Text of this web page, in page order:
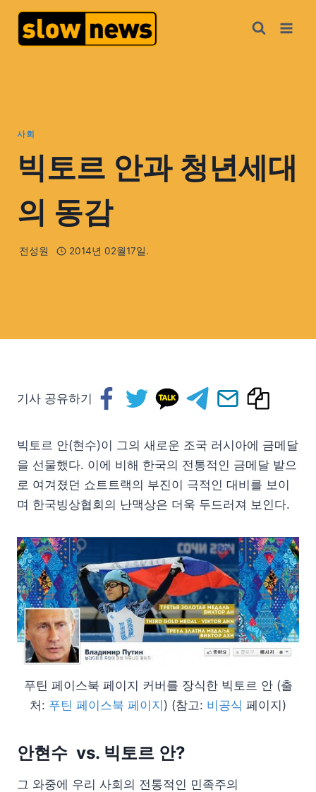
사회
빅토르 안과 청년세대
의 동감
전성원 2014년 02월17일.
기사 공유하기
빅토르 안(현수)이 그의 새로운 조국 러시아에 금메달
을 선물했다. 이에 비해 한국의 전통적인 금메달 밭으
로 여겨졌던 쇼트트랙의 부진이 극적인 대비를 보이
며 한국빙상협회의 난맥상은 더욱 두드러져 보인다.
푸틴 페이스북 페이지 커버를 장식한 빅토르 안 (출
처: 푸틴 페이스북 페이지) (참고: 비공식 페이지)
안현수 vs. 빅토르 안?
그 와중에 우리 사회의 전통적인 민족주의